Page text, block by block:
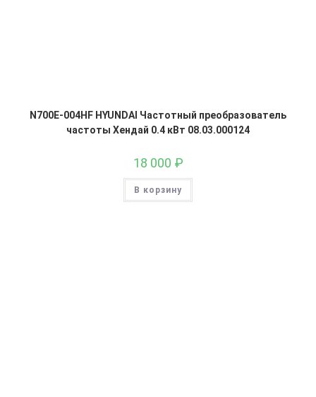
N700E-004HF HYUNDAI Частотный преобразователь
частоты Хендай 0.4 кВт 08.03.000124
18 000 ₽
В корзину